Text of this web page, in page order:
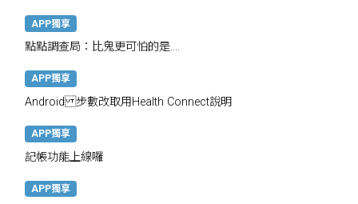
APP獨享
點點調查局：比鬼更可怕的是....
APP獨享
Android 步數改取用Health Connect說明
APP獨享
記帳功能上線囉
APP獨享